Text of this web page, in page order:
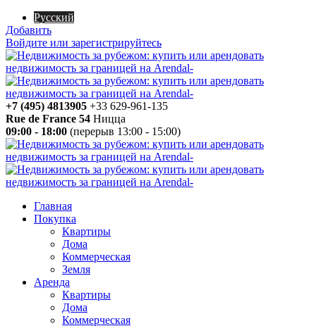
Русский
Добавить
Войдите или зарегистрируйтесь
+7 (495) 4813905 +33 629-961-135
Rue de France 54 Ницца
09:00 - 18:00 (перерыв 13:00 - 15:00)
Главная
Покупка
Квартиры
Дома
Коммерческая
Земля
Аренда
Квартиры
Дома
Коммерческая